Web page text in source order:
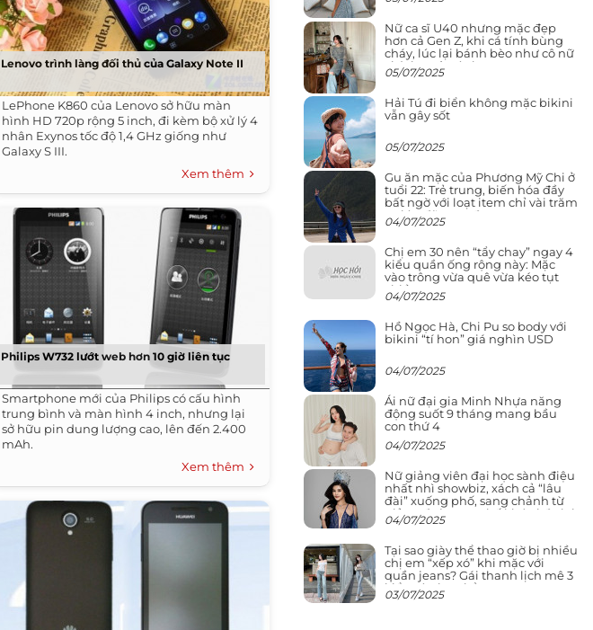
Lenovo trình làng đối thủ của Galaxy Note II
LePhone K860 của Lenovo sở hữu màn
hình HD 720p rộng 5 inch, đi kèm bộ xử lý 4
nhân Exynos tốc độ 1,4 GHz giống như
Galaxy S III.
Xem thêm
Philips W732 lướt web hơn 10 giờ liên tục
Smartphone mới của Philips có cấu hình
trung bình và màn hình 4 inch, nhưng lại
sở hữu pin dung lượng cao, lên đến 2.400
mAh.
Xem thêm
Nữ ca sĩ U40 nhưng mặc đẹp
hơn cả Gen Z, khi cá tính bùng
cháy, lúc lại bánh bèo như cô nữ
chính ngôn tình
05/07/2025
Hải Tú đi biển không mặc bikini
vẫn gây sốt
05/07/2025
Gu ăn mặc của Phương Mỹ Chi ở
tuổi 22: Trẻ trung, biến hóa đầy
bất ngờ với loạt item chỉ vài trăm
nghìn đã mua được
04/07/2025
Chị em 30 nên “tẩy chay” ngay 4
kiểu quần ống rộng này: Mặc
vào trông vừa quê vừa kéo tụt
chiều cao
04/07/2025
Hồ Ngọc Hà, Chi Pu so body với
bikini “tí hon” giá nghìn USD
04/07/2025
Ái nữ đại gia Minh Nhựa năng
động suốt 9 tháng mang bầu
con thứ 4
04/07/2025
Nữ giảng viên đại học sành điệu
nhất nhì showbiz, xách cả “lâu
đài” xuống phố, sang chảnh từ
giảng đường ra phố khó ai đọ lại
04/07/2025
Tại sao giày thể thao giờ bị nhiều
chị em “xếp xó” khi mặc với
quần jeans? Gái thanh lịch mê 3
kiểu này hơn hẳn
03/07/2025